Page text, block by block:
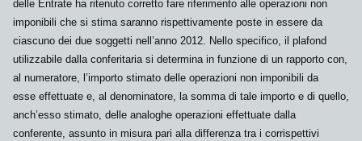
delle Entrate ha ritenuto corretto fare riferimento alle operazioni non
imponibili che si stima saranno rispettivamente poste in essere da
ciascuno dei due soggetti nell’anno 2012. Nello specifico, il plafond
utilizzabile dalla conferitaria si determina in funzione di un rapporto con,
al numeratore, l’importo stimato delle operazioni non imponibili da
esse effettuate e, al denominatore, la somma di tale importo e di quello,
anch’esso stimato, delle analoghe operazioni effettuate dalla
conferente, assunto in misura pari alla differenza tra i corrispettivi